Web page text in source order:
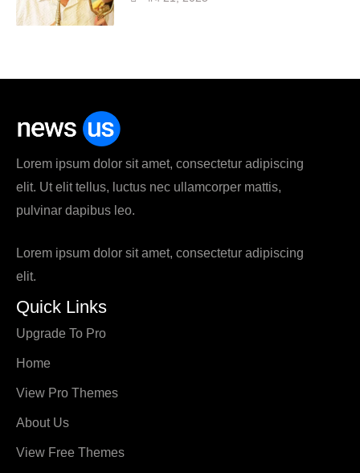
Lorem ipsum dolor sit amet, consectetur adipiscing
elit. Ut elit tellus, luctus nec ullamcorper mattis,
pulvinar dapibus leo.
Lorem ipsum dolor sit amet, consectetur adipiscing
elit.
Quick Links
Upgrade To Pro
Home
View Pro Themes
About Us
View Free Themes